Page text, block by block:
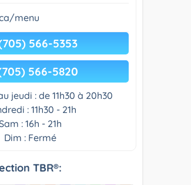
menu
566-5353
566-5820
jeudi : de 11h30 à 20h30
: 11h30 - 21h
: 16h - 21h
Dim : Fermé
TBR®: